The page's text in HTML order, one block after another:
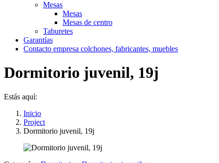
Mesas
Mesas
Mesas de centro
Taburetes
Garantías
Contacto empresa colchones, fabricantes, muebles
Dormitorio juvenil, 19j
Estás aquí:
Inicio
Project
Dormitorio juvenil, 19j